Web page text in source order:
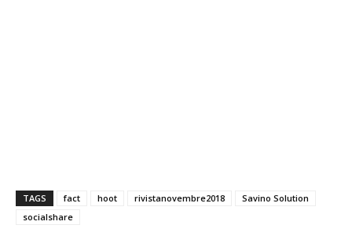
TAGS fact hoot rivistanovembre2018
Savino Solution
socialshare